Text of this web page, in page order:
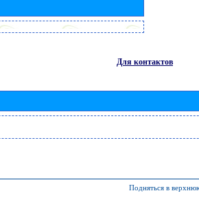
Для контактов
Подняться в